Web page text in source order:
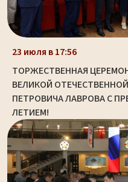
23 июля в 17:56
ТОРЖЕСТВЕННАЯ
ВЕЛИКОЙ
ПЕТРОВИЧА ЛАВРОВА С
ЛЕТИЕМ!